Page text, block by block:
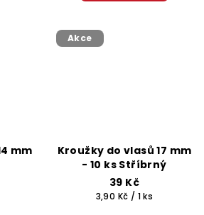
mm
Akce
Kroužky do vlasů 17 mm
- 10 ks Stříbrný
39 Kč
Měrná
3,90 Kč / 1 ks